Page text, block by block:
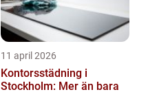
11 april 2026
Kontorsstädning i
Stockholm: Mer än bara